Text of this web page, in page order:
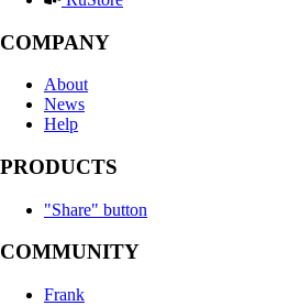
COMPANY
About
News
Help
PRODUCTS
"Share" button
COMMUNITY
Frank